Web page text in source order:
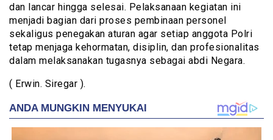
dan lancar hingga selesai. Pelaksanaan kegiatan ini
menjadi bagian dari proses pembinaan personel
sekaligus penegakan aturan agar setiap anggota Polri
tetap menjaga kehormatan, disiplin, dan profesionalitas
dalam melaksanakan tugasnya sebagai abdi Negara.
( Erwin. Siregar ).